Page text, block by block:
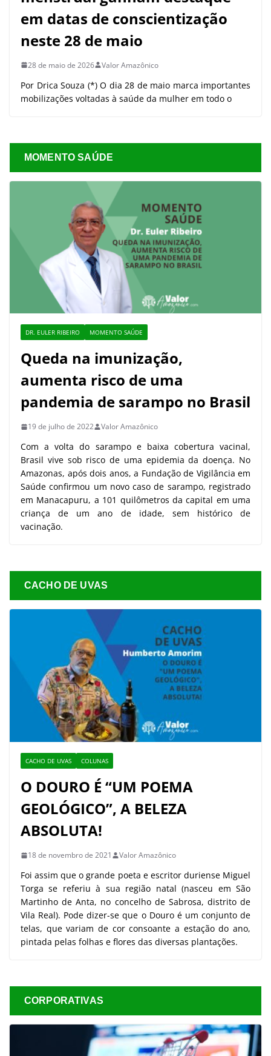
em datas de conscientização
neste 28 de maio
28 de maio de 2026 Valor Amazônico
Por Drica Souza (*) O dia 28 de maio marca importantes
mobilizações voltadas à saúde da mulher em todo o
MOMENTO SAÚDE
DR. EULER RIBEIRO MOMENTO SAÚDE
Queda na imunização,
aumenta risco de uma
pandemia de sarampo no Brasil
19 de julho de 2022 Valor Amazônico
Com a volta do sarampo e baixa cobertura vacinal,
Brasil vive sob risco de uma epidemia da doença. No
Amazonas, após dois anos, a Fundação de Vigilância em
Saúde confirmou um novo caso de sarampo, registrado
em Manacapuru, a 101 quilômetros da capital em uma
criança de um ano de idade, sem histórico de
vacinação.
CACHO DE UVAS
CACHO DE UVAS COLUNAS
O DOURO É “UM POEMA
GEOLÓGICO”, A BELEZA
ABSOLUTA!
18 de novembro de 2021 Valor Amazônico
Foi assim que o grande poeta e escritor duriense Miguel
Torga se referiu à sua região natal (nasceu em São
Martinho de Anta, no concelho de Sabrosa, distrito de
Vila Real). Pode dizer-se que o Douro é um conjunto de
telas, que variam de cor consoante a estação do ano,
pintada pelas folhas e flores das diversas plantações.
CORPORATIVAS